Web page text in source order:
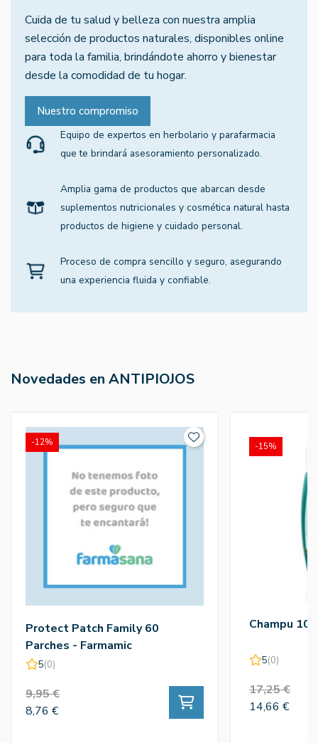
Cuida de tu salud y belleza con nuestra amplia
selección de productos naturales, disponibles online
para toda la familia, brindándote ahorro y bienestar
desde la comodidad de tu hogar.
Nuestro compromiso
Equipo de expertos en herbolario y parafarmacia
que te brindará asesoramiento personalizado.
Amplia gama de productos que abarcan desde
suplementos nutricionales y cosmética natural hasta
productos de higiene y cuidado personal.
Proceso de compra sencillo y seguro, asegurando
una experiencia fluida y confiable.
Novedades en ANTIPIOJOS
Protect Patch Family 60
Parches - Farmamic
5(0)
9,95 €
8,76 €
-12%
Champu
5(0)
17,25 €
14,66 €
-15%